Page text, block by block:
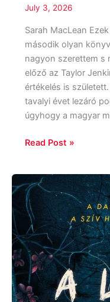
July 3, 2026
Sarah MacLean
második olyan
nagyon szerettem s
előző az Taylor
értékelés is
tavalyi évet lezáró
úgyhogy a magyar
Read Post »
Sarah
Crossan:
A
lány,
akinek
nyoma
veszett